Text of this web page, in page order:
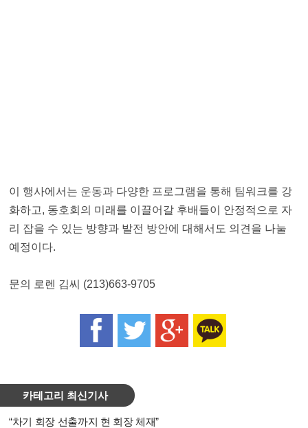
이 행사에서는 운동과 다양한 프로그램을 통해 팀워크를 강
화하고, 동호회의 미래를 이끌어갈 후배들이 안정적으로 자
리 잡을 수 있는 방향과 발전 방안에 대해서도 의견을 나눌
예정이다.
문의 로렌 김씨 (213)663-9705
카테고리 최신기사
“차기 회장 선출까지 현 회장 체재”